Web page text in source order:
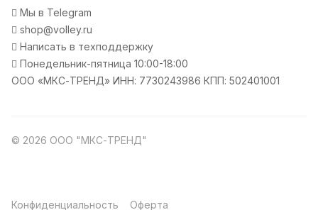
Мы в Telegram
shop@volley.ru
Написать в техподдержку
Понедельник-пятница 10:00-18:00
ООО «МКС-ТРЕНД» ИНН: 7730243986 КПП: 502401001
© 2026 ООО "МКС-ТРЕНД"
Конфиденциальность Оферта